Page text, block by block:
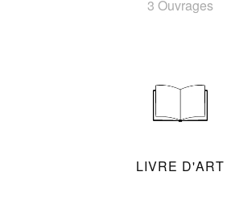
3 Ouvrages
LIVRE D'ART